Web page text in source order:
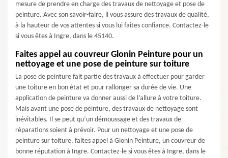
mesure de prendre en charge des travaux de nettoyage et pose de
peinture. Avec son savoir-faire, il vous assure des travaux de qualité,
à la hauteur de vos attentes si vous lui faites confiance. Contactez-le
si vous êtes à Ingre, dans le 45140.
Faites appel au couvreur Glonin Peinture pour un
nettoyage et une pose de peinture sur toiture
La pose de peinture fait partie des travaux à effectuer pour garder
une toiture en bon état et pour rallonger sa durée de vie. Une
application de peinture va donner aussi de l’allure à votre toiture.
Mais avant une pose de peinture, des travaux de nettoyage sont
inévitables. Il se peut qu’un démoussage et des travaux de
réparations soient à prévoir. Pour un nettoyage et une pose de
peinture sur toiture, faites appel à Glonin Peinture, un couvreur de
bonne réputation à Ingre. Contactez-le si vous êtes à Ingre, dans le